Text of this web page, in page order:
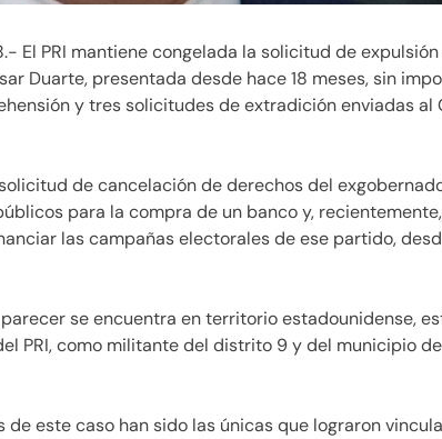
El PRI mantiene congelada la solicitud de
Duarte, presentada desde hace 18 meses, sin
y tres solicitudes de extradición enviadas al
de cancelación de derechos del
para la compra de un banco y,
las campañas electorales de ese partido,
se encuentra en territorio estadounidense,
PRI, como militante del distrito 9 y del municipio
este caso han sido las únicas que lograron